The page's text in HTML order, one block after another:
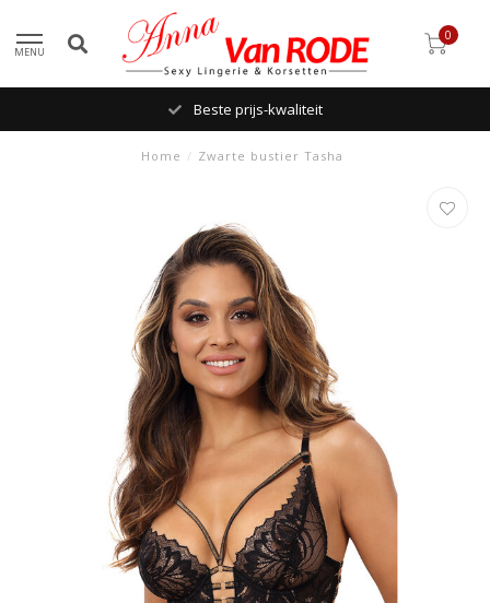
MENU
0
Beste prijs-kwaliteit
Home / Zwarte bustier Tasha